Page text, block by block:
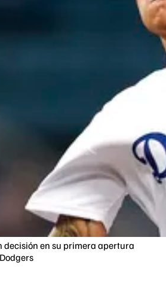
decisión en su primera apertura